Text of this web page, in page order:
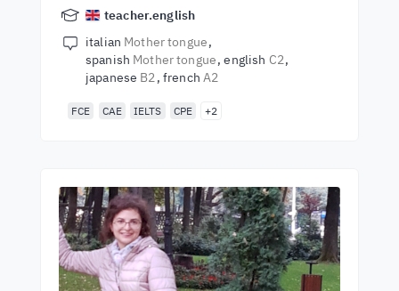
teacher.english
italian Mother tongue
spanish Mother tongue english C2
japanese B2 french A2
FCE CAE IELTS CPE +2